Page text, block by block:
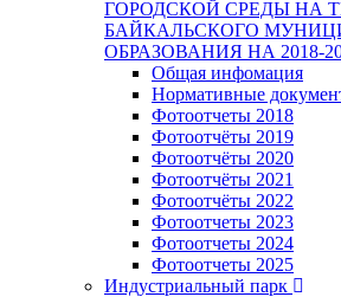
ГОРОДСКОЙ СРЕДЫ НА
БАЙКАЛЬСКОГО
ОБРАЗОВАНИЯ НА 2018-
Общая инфомация
Нормативные
Фотоотчеты 2018
Фотоотчёты 2019
Фотоотчёты 2020
Фотоотчёты 2021
Фотоотчёты 2022
Фотоотчеты 2023
Фотоотчеты 2024
Фотоотчеты 2025
Индустриальный парк